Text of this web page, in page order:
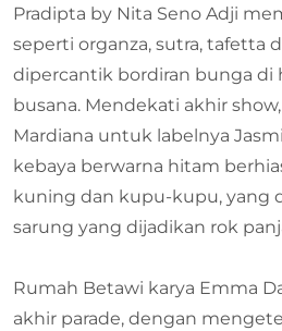
Pradipta by Nita Seno Adji
seperti organza, sutra, tafetta
dipercantik bordiran bunga di
busana. Mendekati akhir
Mardiana untuk labelnya
kebaya berwarna hitam
kuning dan kupu-kupu, yang
sarung yang dijadikan rok
Rumah Betawi karya Emma
akhir parade, dengan